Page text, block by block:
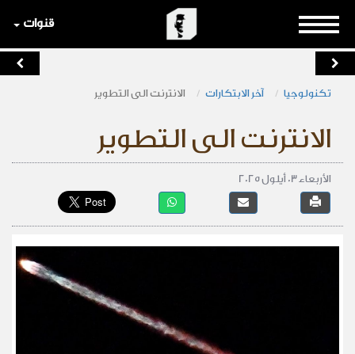
قنوات
تكنولوجيا آخر الابتكارات الانترنت الى التطوير
الانترنت الى التطوير
الأربعاء 03 أيلول 2025